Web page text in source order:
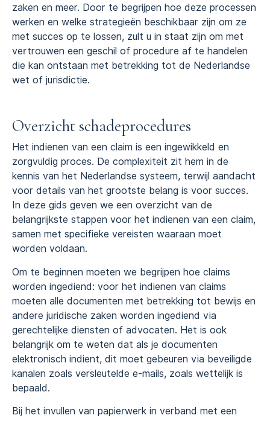
zaken en meer. Door te begrijpen hoe deze processen
werken en welke strategieën beschikbaar zijn om ze
met succes op te lossen, zult u in staat zijn om met
vertrouwen een geschil of procedure af te handelen
die kan ontstaan met betrekking tot de Nederlandse
wet of jurisdictie.
Overzicht schadeprocedures
Het indienen van een claim is een ingewikkeld en
zorgvuldig proces. De complexiteit zit hem in de
kennis van het Nederlandse systeem, terwijl aandacht
voor details van het grootste belang is voor succes.
In deze gids geven we een overzicht van de
belangrijkste stappen voor het indienen van een claim,
samen met specifieke vereisten waaraan moet
worden voldaan.
Om te beginnen moeten we begrijpen hoe claims
worden ingediend: voor het indienen van claims
moeten alle documenten met betrekking tot bewijs en
andere juridische zaken worden ingediend via
gerechtelijke diensten of advocaten. Het is ook
belangrijk om te weten dat als je documenten
elektronisch indient, dit moet gebeuren via beveiligde
kanalen zoals versleutelde e-mails, zoals wettelijk is
bepaald.
Bij het invullen van papierwerk in verband met een